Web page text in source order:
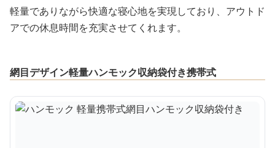
軽量でありながら快適な寝心地を実現しており、アウトド
アでの休息時間を充実させてくれます。
網目デザイン軽量ハンモック収納袋付き携帯式